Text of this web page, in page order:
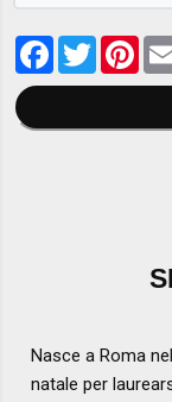
Facebook
Twitter
Nasce a Roma
natale per